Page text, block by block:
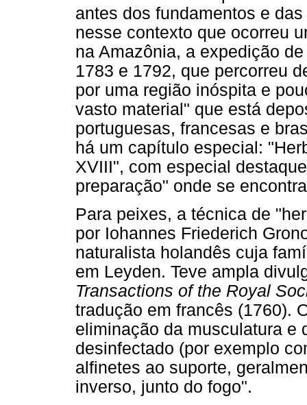
antes dos fundamentos e
nesse contexto que ocorreu
na Amazônia, a expedição
1783 e 1792, que percorreu
por uma região inóspita e
vasto material" que está
portuguesas, francesas e
há um capítulo especial:
XVIII", com especial
preparação" onde se
Para peixes, a técnica de
por Iohannes Friederich
naturalista holandês cuja
em Leyden. Teve ampla
Transactions of the Royal
tradução em francês (1760).
eliminação da musculatura e
desinfectado (por exemplo
alfinetes ao suporte,
inverso, junto do fogo".